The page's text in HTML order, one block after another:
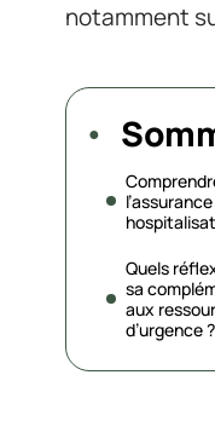
notamment
Quels
sa
aux
d’urgence ?